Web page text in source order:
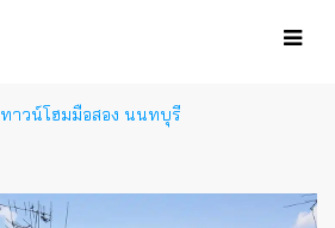
ทาวน์โฮมมือสอง นนทบุรี